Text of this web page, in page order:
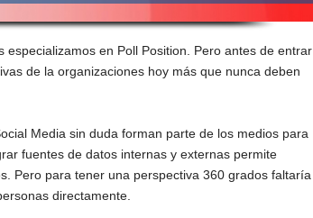
en Poll Position. Pero antes de entrar
de la organizaciones hoy más que nunca deben
Media sin duda forman parte de los medios para
fuentes de datos internas y externas permite
Pero para tener una perspectiva 360 grados faltaría
directamente.